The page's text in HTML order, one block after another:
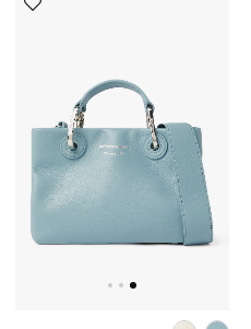
حقائب وأحذية متطابقة
هدايا للنساء
ركن الفخامة
جميع الملابس النسائية